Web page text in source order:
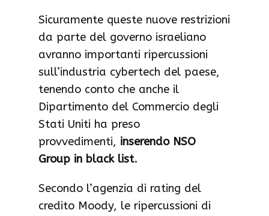
Sicuramente queste nuove restrizioni
da parte del governo israeliano
avranno importanti ripercussioni
sull’industria cybertech del paese,
tenendo conto che anche il
Dipartimento del Commercio degli
Stati Uniti ha preso
provvedimenti, inserendo NSO
Group in black list.
Secondo l’agenzia di rating del
credito Moody, le ripercussioni di